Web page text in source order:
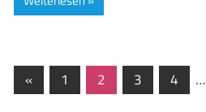
Seitennummerierung
« Vorherige
Beiträge
1 2 3 4 …